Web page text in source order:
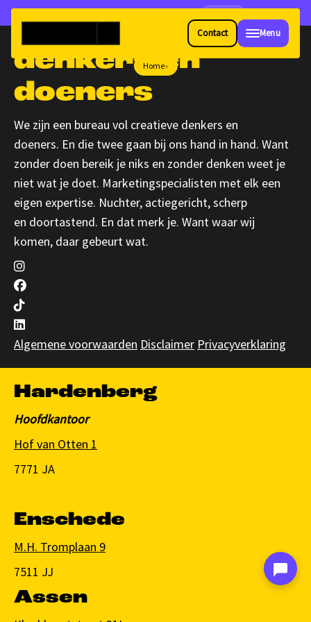
Contact Menu
Home»
Creatieve
denkers en
doeners
We zijn een bureau vol creatieve denkers en
doeners. En die twee gaan bij ons hand in hand. Want
zonder doen bereik je niks en zonder denken weet je
niet wat je doet. Marketingspecialisten met elk een
eigen expertise. Nuchter, actiegericht, scherp
en doortastend. En dat merk je. Want waar wij
komen, daar gebeurt wat.
Algemene voorwaarden Disclaimer Privacyverklaring
Hardenberg
Hoofdkantoor
Hof van Otten 1
7771 JA
Enschede
M.H. Tromplaan 9
7511 JJ
Assen